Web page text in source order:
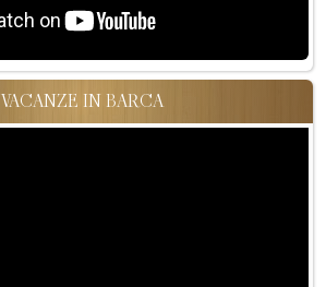
VACANZE IN BARCA